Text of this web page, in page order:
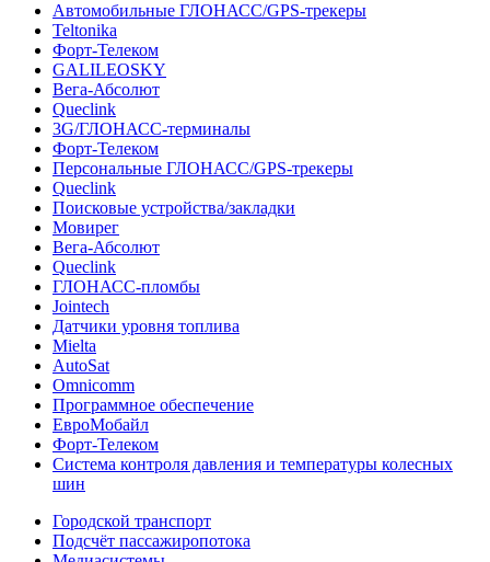
Автомобильные ГЛОНАСС/GPS-трекеры
Teltonika
Форт-Телеком
GALILEOSKY
Вега-Абсолют
Queclink
3G/ГЛОНАСС-терминалы
Форт-Телеком
Персональные ГЛОНАСС/GPS-трекеры
Queclink
Поисковые устройства/закладки
Мовирег
Вега-Абсолют
Queclink
ГЛОНАСС-пломбы
Jointech
Датчики уровня топлива
Mielta
AutoSat
Omnicomm
Программное обеспечение
ЕвроМобайл
Форт-Телеком
Система контроля давления и температуры колесных
шин
Городской транспорт
Подсчёт пассажиропотока